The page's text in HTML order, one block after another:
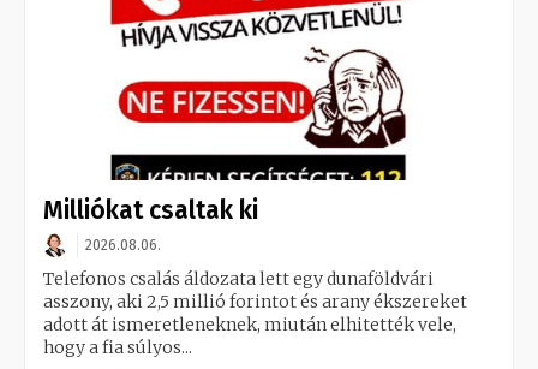
Milliókat csaltak ki
2026.08.06.
Telefonos csalás áldozata lett egy dunaföldvári
asszony, aki 2,5 millió forintot és arany ékszereket
adott át ismeretleneknek, miután elhitették vele,
hogy a fia súlyos...